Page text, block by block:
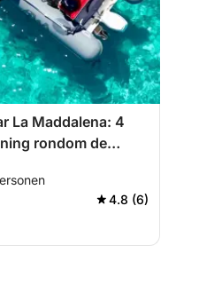
La Maddalena: 4
rondom de
4.8 (6)